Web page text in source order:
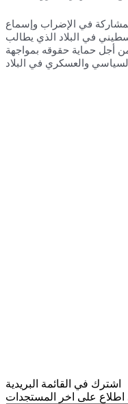
في الإضراب وإسماع
في البلاد الذي يطالب
أجل حماية حقوقه بمواجهة
اشترك في القائمة البريدية
اطلاع على اخر المستجدات